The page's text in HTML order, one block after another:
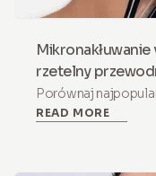
rzetelny
Porównaj
READ MORE